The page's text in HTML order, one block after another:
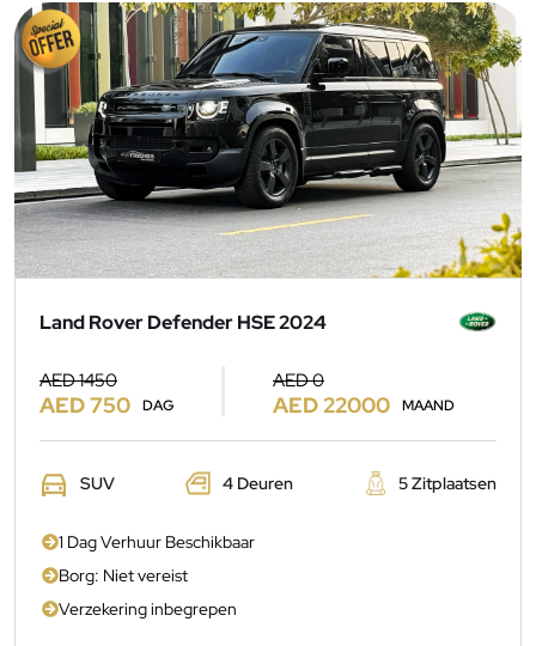
Land Rover Defender HSE 2024
AED 1450
AED 750 DAG
AED 0
AED 22000 MAAND
SUV 4 Deuren 5 Zitplaatsen
1 Dag Verhuur Beschikbaar
Borg: Niet vereist
Verzekering inbegrepen